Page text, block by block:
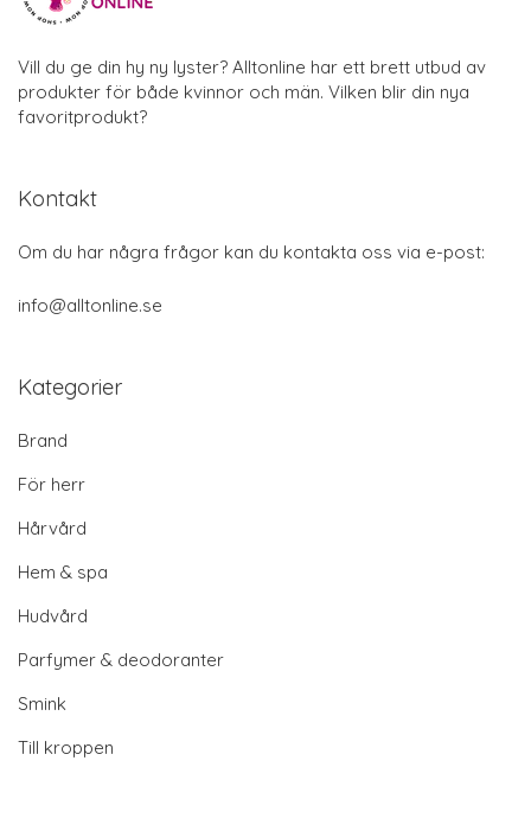
Vill du ge din hy ny lyster? Alltonline har ett brett utbud av
produkter för både kvinnor och män. Vilken blir din nya
favoritprodukt?
Kontakt
Om du har några frågor kan du kontakta oss via e-post:
info@alltonline.se
Kategorier
Brand
För herr
Hårvård
Hem & spa
Hudvård
Parfymer & deodoranter
Smink
Till kroppen